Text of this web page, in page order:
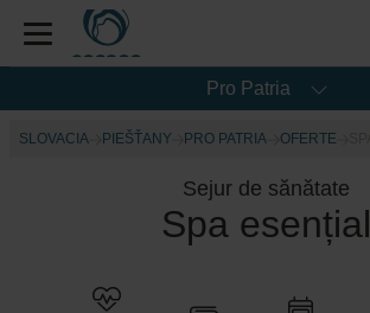
Pro Patria
SLOVACIA PIEŠŤANY PRO PATRIA OFERTE
Sejur de sănătate
Spa esențial